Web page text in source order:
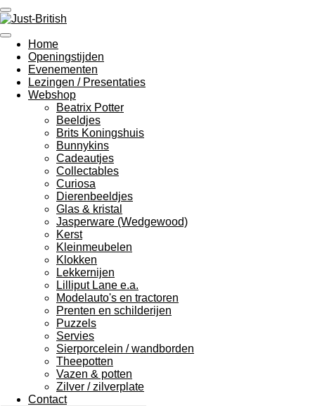
Ga
direct
naar
de
hoofdinhoud
Home
Openingstijden
Evenementen
Lezingen / Presentaties
Webshop
Beatrix Potter
Beeldjes
Brits Koningshuis
Bunnykins
Cadeautjes
Collectables
Curiosa
Dierenbeeldjes
Glas & kristal
Jasperware (Wedgewood)
Kerst
Kleinmeubelen
Klokken
Lekkernijen
Lilliput Lane e.a.
Modelauto's en tractoren
Prenten en schilderijen
Puzzels
Servies
Sierporcelein / wandborden
Theepotten
Vazen & potten
Zilver / zilverplate
Contact